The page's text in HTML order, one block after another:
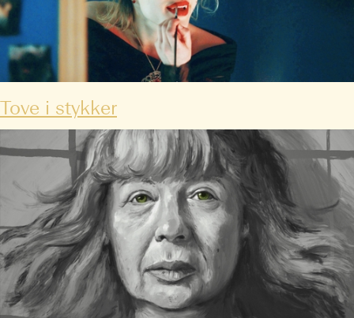
Tove i stykker